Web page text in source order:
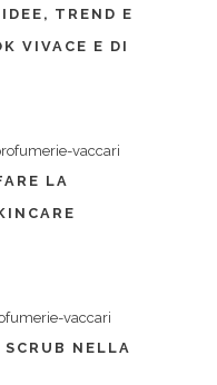
TREND E
VIVACE E DI
LA
SCRUB NELLA